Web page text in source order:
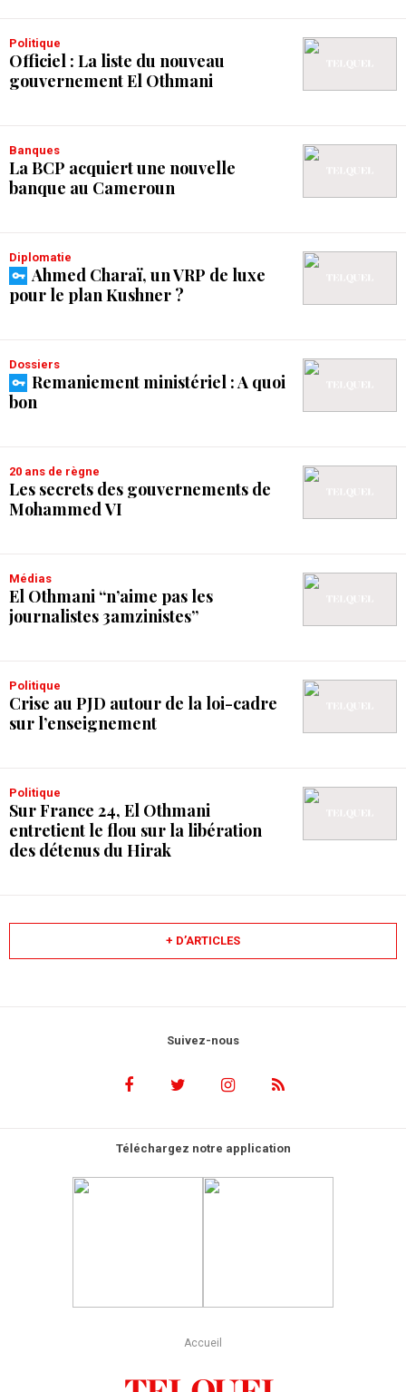
Politique
Officiel : La liste du nouveau
gouvernement El Othmani
Banques
La BCP acquiert une nouvelle
banque au Cameroun
Diplomatie
Ahmed Charaï, un VRP de luxe
pour le plan Kushner ?
Dossiers
Remaniement ministériel : A quoi
bon
20 ans de règne
Les secrets des gouvernements de
Mohammed VI
Médias
El Othmani “n’aime pas les
journalistes 3amzinistes”
Politique
Crise au PJD autour de la loi-cadre
sur l’enseignement
Politique
Sur France 24, El Othmani
entretient le flou sur la libération
des détenus du Hirak
+ D’ARTICLES
Suivez-nous
Téléchargez notre application
Accueil